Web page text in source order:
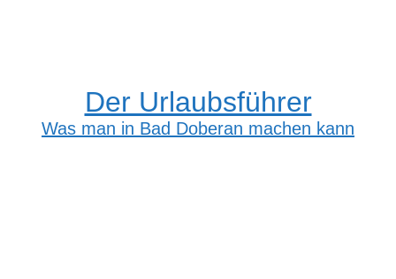
Der Urlaubsführer
Was man in Bad Doberan machen kann